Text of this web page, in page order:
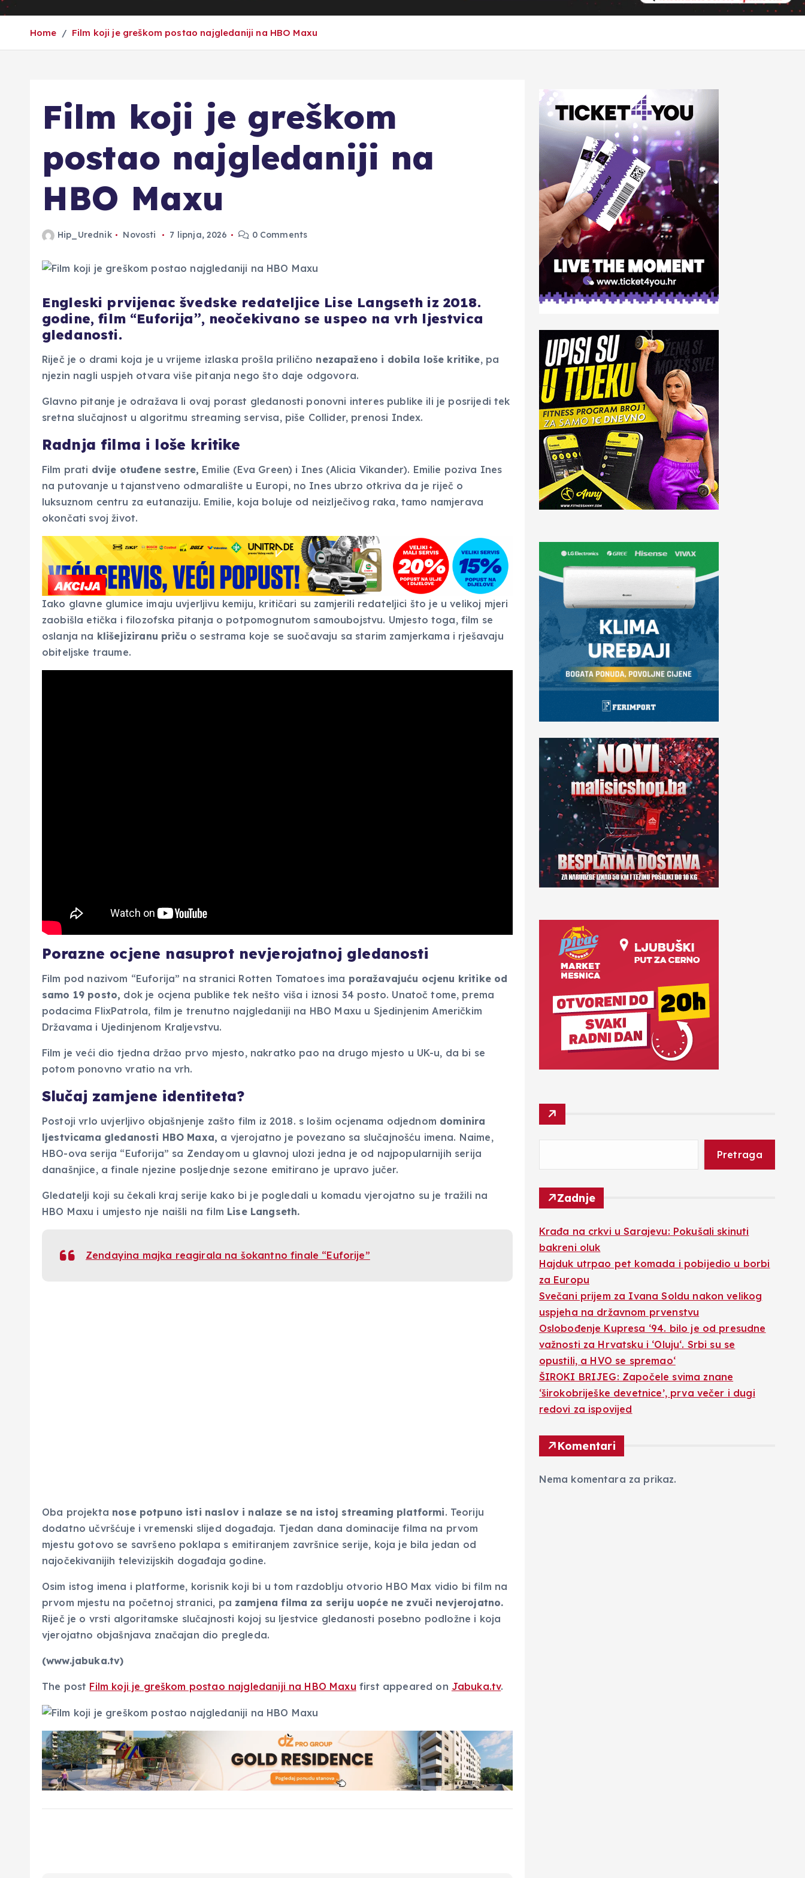
Home Film koji je greškom postao najgledaniji na HBO Maxu
Film koji je greškom
postao najgledaniji na
HBO Maxu
Hip_Urednik Novosti 7 lipnja, 2026 0 Comments
Engleski prvijenac švedske redateljice Lise Langseth iz 2018.
godine, film “Euforija”, neočekivano se uspeo na vrh ljestvica
gledanosti.
Riječ je o drami koja je u vrijeme izlaska prošla prilično nezapaženo i dobila loše kritike, pa
njezin nagli uspjeh otvara više pitanja nego što daje odgovora.
Glavno pitanje je odražava li ovaj porast gledanosti ponovni interes publike ili je posrijedi tek
sretna slučajnost u algoritmu streaming servisa, piše Collider, prenosi Index.
Radnja filma i loše kritike
Film prati dvije otuđene sestre, Emilie (Eva Green) i Ines (Alicia Vikander). Emilie poziva Ines
na putovanje u tajanstveno odmaralište u Europi, no Ines ubrzo otkriva da je riječ o
luksuznom centru za eutanaziju. Emilie, koja boluje od neizlječivog raka, tamo namjerava
okončati svoj život.
Iako glavne glumice imaju uvjerljivu kemiju, kritičari su zamjerili redateljici što je u velikoj mjeri
zaobišla etička i filozofska pitanja o potpomognutom samoubojstvu. Umjesto toga, film se
oslanja na klišejiziranu priču o sestrama koje se suočavaju sa starim zamjerkama i rješavaju
obiteljske traume.
Porazne ocjene nasuprot nevjerojatnoj gledanosti
Film pod nazivom “Euforija” na stranici Rotten Tomatoes ima poražavajuću ocjenu kritike od
samo 19 posto, dok je ocjena publike tek nešto viša i iznosi 34 posto. Unatoč tome, prema
podacima FlixPatrola, film je trenutno najgledaniji na HBO Maxu u Sjedinjenim Američkim
Državama i Ujedinjenom Kraljevstvu.
Film je veći dio tjedna držao prvo mjesto, nakratko pao na drugo mjesto u UK-u, da bi se
potom ponovno vratio na vrh.
Slučaj zamjene identiteta?
Postoji vrlo uvjerljivo objašnjenje zašto film iz 2018. s lošim ocjenama odjednom dominira
ljestvicama gledanosti HBO Maxa, a vjerojatno je povezano sa slučajnošću imena. Naime,
HBO-ova serija “Euforija” sa Zendayom u glavnoj ulozi jedna je od najpopularnijih serija
današnjice, a finale njezine posljednje sezone emitirano je upravo jučer.
Gledatelji koji su čekali kraj serije kako bi je pogledali u komadu vjerojatno su je tražili na
HBO Maxu i umjesto nje naišli na film Lise Langseth.
Zendayina majka reagirala na šokantno finale “Euforije”
Oba projekta nose potpuno isti naslov i nalaze se na istoj streaming platformi. Teoriju
dodatno učvršćuje i vremenski slijed događaja. Tjedan dana dominacije filma na prvom
mjestu gotovo se savršeno poklapa s emitiranjem završnice serije, koja je bila jedan od
najočekivanijih televizijskih događaja godine.
Osim istog imena i platforme, korisnik koji bi u tom razdoblju otvorio HBO Max vidio bi film na
prvom mjestu na početnoj stranici, pa zamjena filma za seriju uopće ne zvuči nevjerojatno.
Riječ je o vrsti algoritamske slučajnosti kojoj su ljestvice gledanosti posebno podložne i koja
vjerojatno objašnjava značajan dio pregleda.
(www.jabuka.tv)
The post Film koji je greškom postao najgledaniji na HBO Maxu first appeared on Jabuka.tv.
Pretraga
Zadnje
Krađa na crkvi u Sarajevu: Pokušali skinuti
bakreni oluk
Hajduk utrpao pet komada i pobijedio u borbi
za Europu
Svečani prijem za Ivana Soldu nakon velikog
uspjeha na državnom prvenstvu
Oslobođenje Kupresa ‘94. bilo je od presudne
važnosti za Hrvatsku i ‘Oluju‘. Srbi su se
opustili, a HVO se spremao‘
ŠIROKI BRIJEG: Započele svima znane
‘širokobriješke devetnice’, prva večer i dugi
redovi za ispovijed
Komentari
Nema komentara za prikaz.